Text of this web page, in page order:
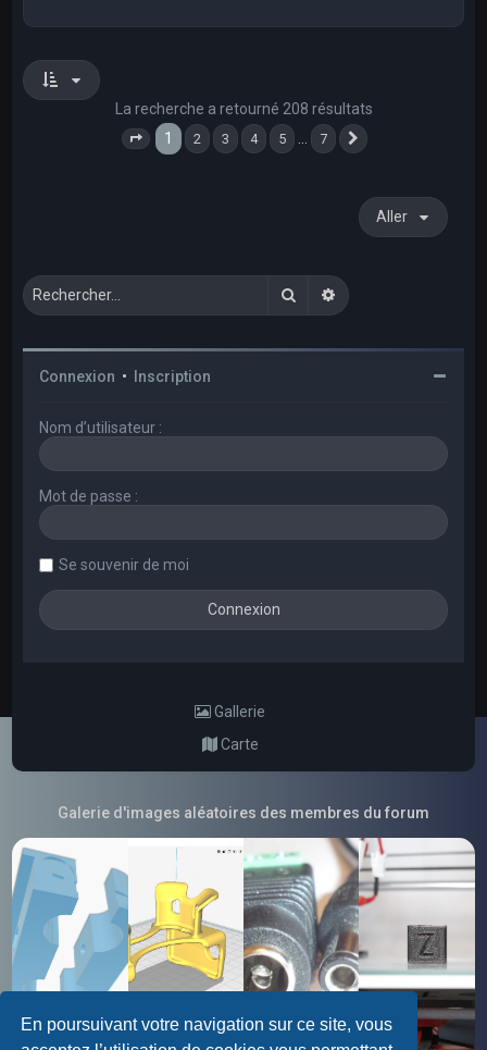
En poursuivant votre navigation sur ce site, vous
La recherche a retourné 208 résultats
Page 1 sur
1 2 3 4 5 7
Aller
RechercherRecherche avancée
Connexion • Inscription
Nom d’utilisateur :
Mot de passe :
Se souvenir de moi
Gallerie
Carte
Galerie d'images aléatoires des membres du forum